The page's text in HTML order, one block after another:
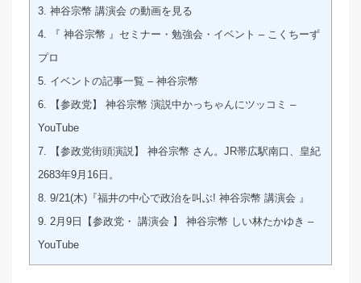
3. 神谷宗幣 講演会 の動画を見る
4. 『 神谷宗幣 』セミナー・勉強会・イベント – こくちーず
プロ
5. イベントの記事一覧 – 神谷宗幣
6. 【参政党】 神谷宗幣 演説中かっちゃんにツッコミ –
YouTube
7. 【参政党街頭演説】 神谷宗幣 さん。JR帯広駅南口、皇紀
2683年9月16日。
8. 9/21(木)『福井の中心で政治を叫ぶ! 神谷宗幣 講演会 』
9. 2月9日【参政党・ 講演会 】 神谷宗幣 しい林たかゆき –
YouTube